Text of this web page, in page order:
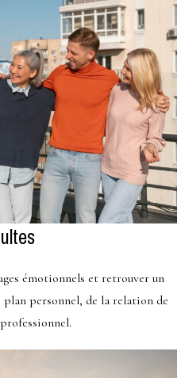
émotionnels et retrouver un
personnel, de la relation de